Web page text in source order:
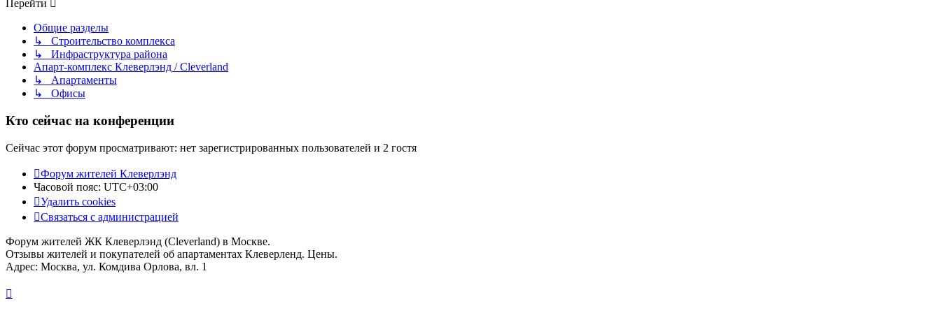
Перейти
Общие разделы
↳ Строительство комплекса
↳ Инфраструктура района
Апарт-комплекс Клеверлэнд / Cleverland
↳ Апартаменты
↳ Офисы
Кто сейчас на конференции
Сейчас этот форум просматривают: нет зарегистрированных пользователей и 2 гостя
Форум жителей Клеверлэнд
Часовой пояс: UTC+03:00
Удалить cookies
Связаться с администрацией
Форум жителей ЖК Клеверлэнд (Cleverland) в Москве.
Отзывы жителей и покупателей об апартаментах Клеверленд. Цены.
Адрес: Москва, ул. Комдива Орлова, вл. 1